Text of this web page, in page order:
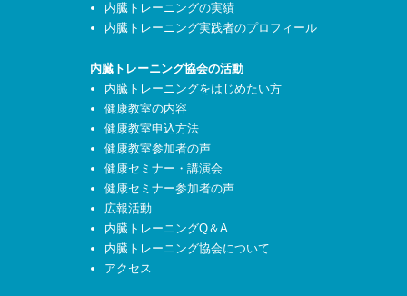
内臓トレーニングの実績
内臓トレーニング実践者のプロフィール
内臓トレーニング協会の活動
内臓トレーニングをはじめたい方
健康教室の内容
健康教室申込方法
健康教室参加者の声
健康セミナー・講演会
健康セミナー参加者の声
広報活動
内臓トレーニングQ＆A
内臓トレーニング協会について
アクセス